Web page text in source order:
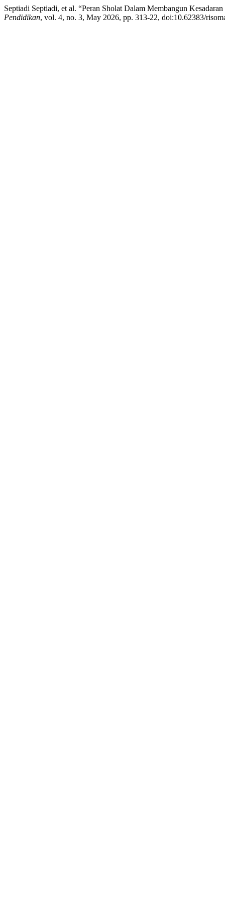
Septiadi Septiadi, et al. “Peran Sholat Dalam Membangun
Pendidikan, vol. 4, no. 3, May 2026, pp. 313-22, doi:10.62383/